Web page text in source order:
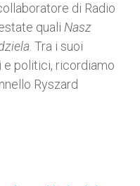
di Radio
quali Nasz
. Tra i suoi
politici, ricordiamo
Ryszard